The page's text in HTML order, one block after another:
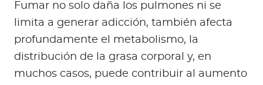
Fumar no solo daña los pulmones ni se
limita a generar adicción, también afecta
profundamente el metabolismo, la
distribución de la grasa corporal y, en
muchos casos, puede contribuir al aumento